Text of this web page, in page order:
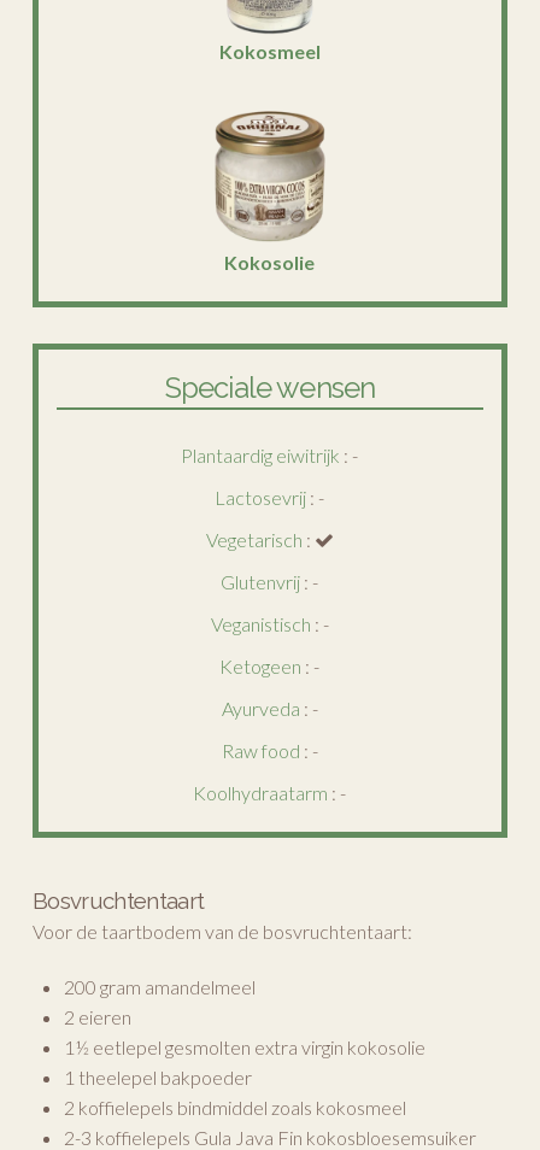
Bosvruchtentaart
Voor de taartbodem van de bosvruchtentaart:
200 gram amandelmeel
2 eieren
1½ eetlepel gesmolten extra virgin kokosolie
1 theelepel bakpoeder
2 koffielepels bindmiddel zoals kokosmeel
2-3 koffielepels Gula Java Fin kokosbloesemsuiker
Kokosmeel
Kokosolie
Speciale wensen
Plantaardig eiwitrijk : -
Lactosevrij : -
Vegetarisch :
Glutenvrij : -
Veganistisch : -
Ketogeen : -
Ayurveda : -
Raw food : -
Koolhydraatarm : -